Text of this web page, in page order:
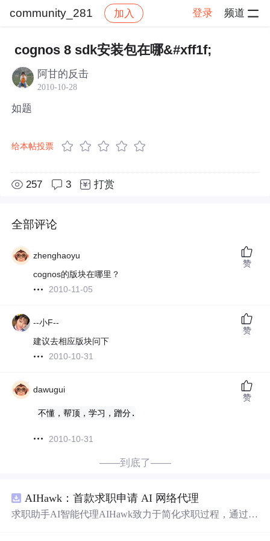
community_281 加入 登录 频道
community_281 帖子详情
cognos 8 sdk安装包在哪&#xff1f;
阿甘的反击
2010-10-28
如题
给本帖投票
257 3 打赏
全部评论
zhenghaoyu
cognos的版块在哪里？
2010-11-05
赞
--小F--
建议去相应版块问下
2010-10-31
赞
dawugui
不懂，帮顶，学习，蹭分.
2010-10-31
赞
——到底了——
AIHawk：首款求职申请 AI 网络代理
求职助手AI智能代理AIHawk致力于简化求职过程，通过自